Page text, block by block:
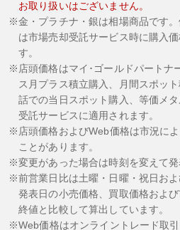
お取り扱いはございません。
金・プラチナ・銀は相場商品です
は市場売却受託サービス時に購入
す。
店頭価格はマイ･ゴールドパートナ
ス月プラス積立購入、月間スポッ
話での当日スポット購入、等価メ
受託サービスに適用されます。
店頭価格およびWeb価格は市況に
ことがあります。
変更があった場合は時刻を変えて発
前営業日比は土曜・日曜・祝日お
発表日の小売価格、買取価格およ
終値と比較して算出しています。
Web価格はオンライントレード取